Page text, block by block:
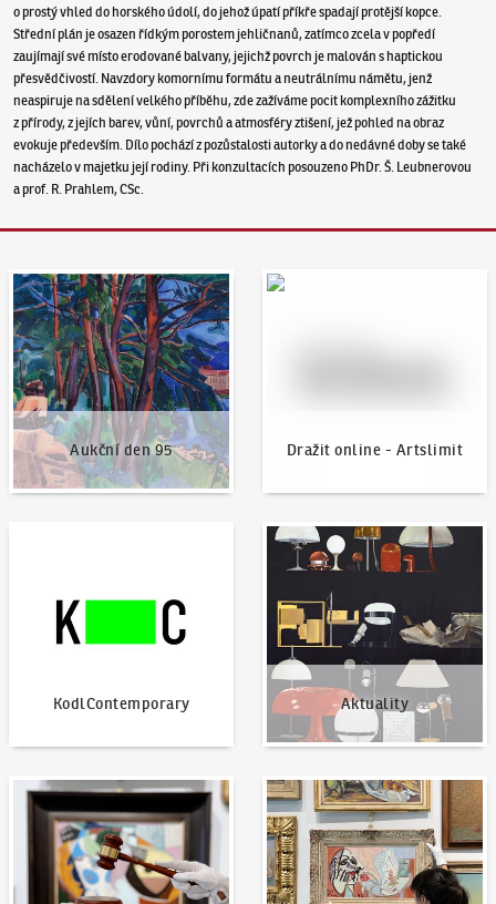
o prostý vhled do horského údolí, do jehož úpatí příkře spadají protější kopce.
Střední plán je osazen řídkým porostem jehličnanů, zatímco zcela v popředí
zaujímají své místo erodované balvany, jejichž povrch je malován s haptickou
přesvědčivostí. Navzdory komornímu formátu a neutrálnímu námětu, jenž
neaspiruje na sdělení velkého příběhu, zde zažíváme pocit komplexního zážitku
z přírody, z jejích barev, vůní, povrchů a atmosféry ztišení, jež pohled na obraz
evokuje především. Dílo pochází z pozůstalosti autorky a do nedávné doby se také
nacházelo v majetku její rodiny. Při konzultacích posouzeno PhDr. Š. Leubnerovou
a prof. R. Prahlem, CSc.
Aukční den 95
Aukční den 95
Dražit online - Artslimit
Dražit online - Artslimit
KodlContemporary Aktuality
Aktuality
Jak dražit? Nabídnout dílo